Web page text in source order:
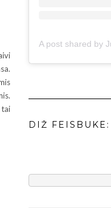
DIŽ FEISBUKE: